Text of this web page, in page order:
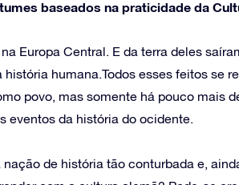
baseados na praticidade da
Europa Central. E da terra deles
história humana.Todos esses feitos se
povo, mas somente há pouco mais
eventos da história do ocidente.
nação de história tão conturbada e,